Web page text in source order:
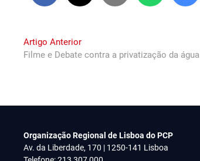
Navegação
de
Artigo AnteriorPrevious
post:
Filme e Debate contra a privatização da água
Organização Regional de Lisboa do PCP
Av. da Liberdade, 170 | 1250-141 Lisboa